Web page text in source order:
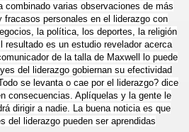
combinado varias observaciones de más
personales en el liderazgo con
la política, los deportes, la religión
es un estudio revelador acerca
de la talla de Maxwell lo puede
del liderazgo gobiernan su efectividad
se levanta o cae por el liderazgo? dice
consecuencias. Aplíquelas y la gente le
dirigir a nadie. La buena noticia es que
del liderazgo pueden ser aprendidas